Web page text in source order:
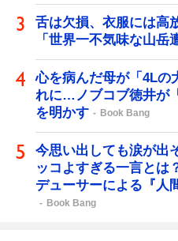
舌は欠損、衣服には高
「世界一不気味な山岳
心を病んだ母が「4Lの
れに…ノブコブ徳井が
を明かす
Book Bang
今思い出しても涙が出
ッコよすぎる一言と
デューサーによる『人
Book Bang